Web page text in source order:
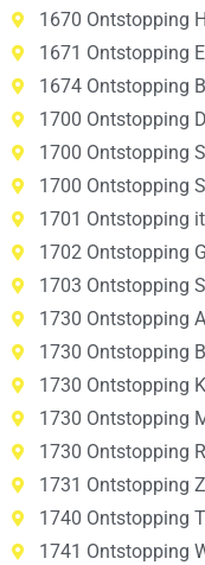
1670 Ontstopping
1671 Ontstopping
1674 Ontstopping
1700 Ontstopping
1700 Ontstopping
1700 Ontstopping
1701 Ontstopping
1702 Ontstopping
1703 Ontstopping
1730 Ontstopping
1730 Ontstopping
1730 Ontstopping
1730 Ontstopping
1730 Ontstopping
1731 Ontstopping
1740 Ontstopping
1741 Ontstopping